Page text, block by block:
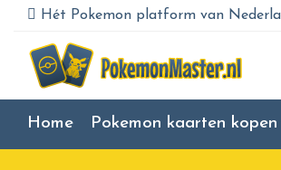
Hét Pokemon platform van
Home Pokemon kaarten kopen